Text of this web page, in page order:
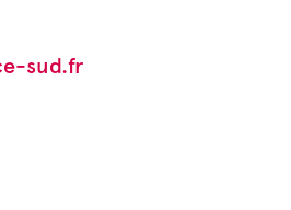
offrant une évasion de la vie
en passant par les festivals de
internationales. Les
sud.fr